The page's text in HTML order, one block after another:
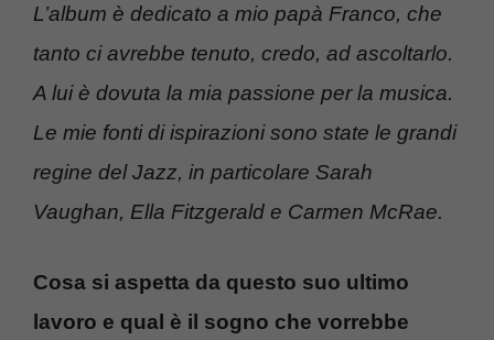
L’album è dedicato a mio papà Franco, che
tanto ci avrebbe tenuto, credo, ad ascoltarlo.
A lui è dovuta la mia passione per la musica.
Le mie fonti di ispirazioni sono state le grandi
regine del Jazz, in particolare Sarah
Vaughan, Ella Fitzgerald e Carmen McRae.
Cosa si aspetta da questo suo ultimo
lavoro e qual è il sogno che vorrebbe